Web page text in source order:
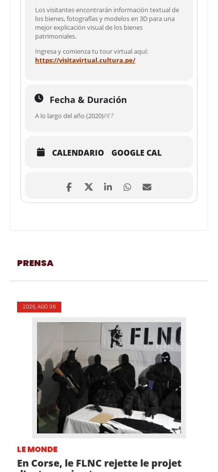
Los visitantes encontrarán información textual de
los bienes, fotografías y modelos en 3D para una
mejor explicación visual de los bienes
patrimoniales.
Ingresa y comienza tu tour virtual aquí:
https://visitavirtual.cultura.pe/
Fecha & Duración
A lo largo del año (2020)PET
CALENDARIO GOOGLE CAL
PRENSA
2026, AGO 06
LE MONDE
En Corse, le FLNC rejette le projet